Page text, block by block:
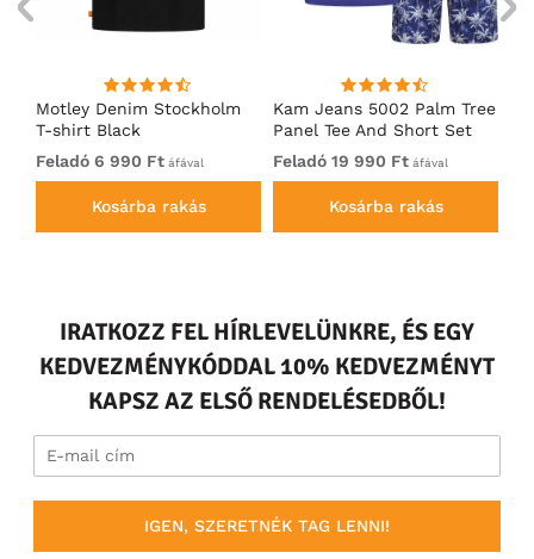
Motley Denim Stockholm
T-shirt Black
Feladó 6 990 Ft áfával
Kosárba rakás
Kam Jeans 5002 Palm Tree
Panel Tee And Short Set
Electric Blue
Feladó 19 990 Ft áfával
Kosárba rakás
IRATKOZZ FEL HÍRLEVELÜNKRE, ÉS EGY
KEDVEZMÉNYKÓDDAL 10% KEDVEZMÉNYT
KAPSZ AZ ELSŐ RENDELÉSEDBŐL!
IGEN, SZERETNÉK TAG LENNI!